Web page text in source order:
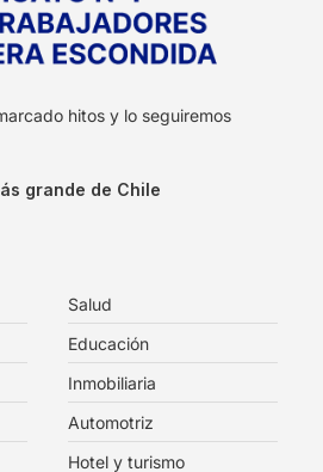
hitos y lo seguiremos
grande de Chile
Salud
Educación
Inmobiliaria
Automotriz
Hotel y turismo